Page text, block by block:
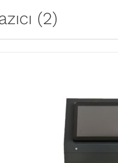
(2)